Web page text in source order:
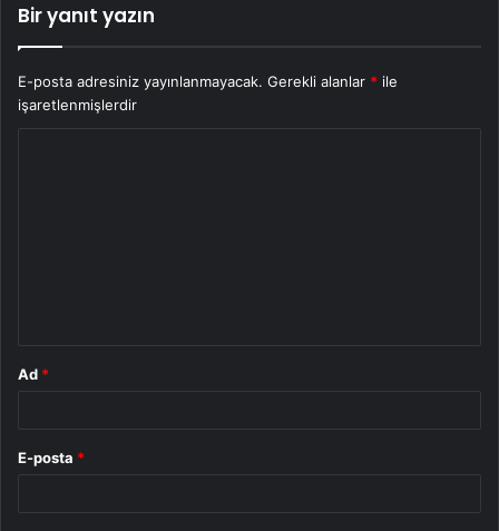
Bir yanıt yazın
E-posta adresiniz yayınlanmayacak. Gerekli alanlar * ile
işaretlenmişlerdir
Ad *
E-posta *